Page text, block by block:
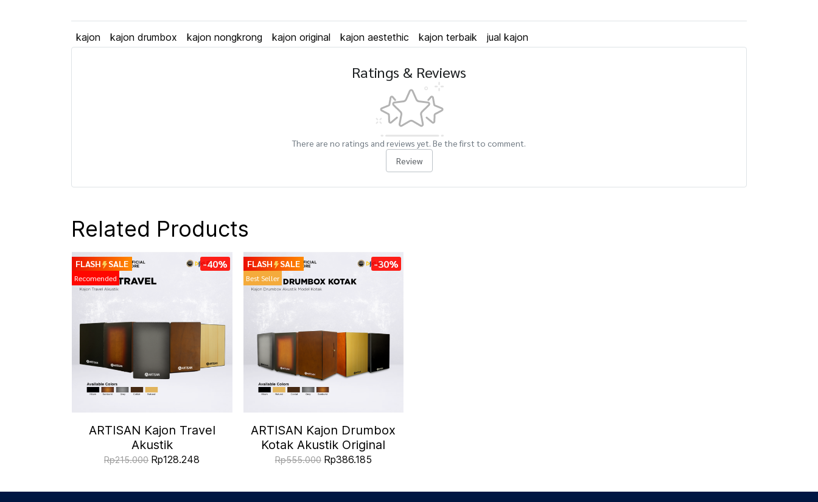
kajon kajon drumbox kajon nongkrong kajon original kajon aestethic kajon terbaik jual kajon
Ratings & Reviews
There are no ratings and reviews yet. Be the first to comment.
Review
Related Products
FLASH SALE
Recomended
-40%
ARTISAN Kajon Travel
Akustik
Rp215.000 Rp128.248
FLASH SALE
Best Seller
-30%
ARTISAN Kajon Drumbox
Kotak Akustik Original
Rp555.000 Rp386.185